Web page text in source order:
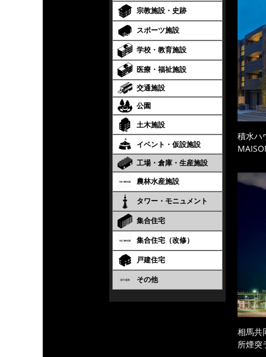
宗教施設・史跡
スポーツ施設
学校・教育施設
医療・福祉施設
交通施設
公園
土木施設
イベント・仮設施設
工場・倉庫・生産施設
農林水産施設
タワー・モニュメント
集合住宅
集合住宅（改修）
戸建住宅
その他
積水
相馬共
所煙突